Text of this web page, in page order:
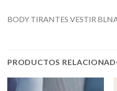
BODY TIRANTES VESTIR
PRODUCTOS